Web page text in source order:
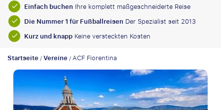
Einfach buchen Ihre komplett maßgeschneiderte Reise
Die Nummer 1 für Fußballreisen Der Spezialist seit 2013
Kurz und knappKeine versteckten Kosten
Startseite/Vereine/ACF Fiorentina